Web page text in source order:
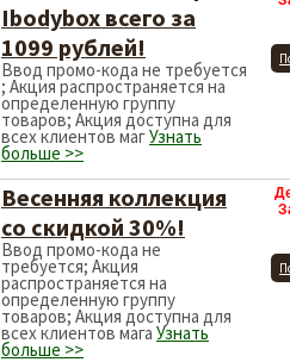
Ibodybox всего за
1099 рублей!
Ввод промо-кода не требуется
; Акция распространяется на
определенную группу
товаров; Акция доступна для
всех клиентов магУзнать
больше >>
Весенняя коллекция
со скидкой 30%!
Ввод промо-кода не
требуется; Акция
распространяется на
определенную группу
товаров; Акция доступна для
всех клиентов мага Узнать
больше >>